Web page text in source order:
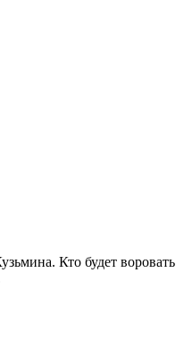
Кто будет воровать